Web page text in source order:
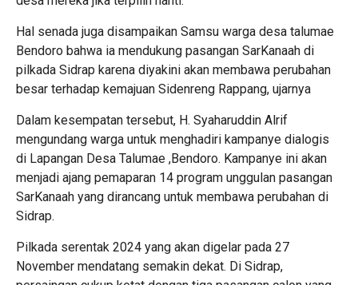
Hal senada juga disampaikan Samsu warga desa talumae
Bendoro bahwa ia mendukung pasangan SarKanaah di
pilkada Sidrap karena diyakini akan membawa perubahan
besar terhadap kemajuan Sidenreng Rappang, ujarnya
Dalam kesempatan tersebut, H. Syaharuddin Alrif
mengundang warga untuk menghadiri kampanye dialogis
di Lapangan Desa Talumae ,Bendoro. Kampanye ini akan
menjadi ajang pemaparan 14 program unggulan pasangan
SarKanaah yang dirancang untuk membawa perubahan di
Sidrap.
Pilkada serentak 2024 yang akan digelar pada 27
November mendatang semakin dekat. Di Sidrap,